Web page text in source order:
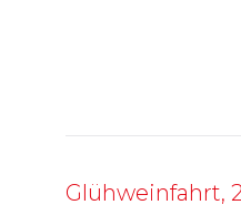
Glühweinfahrt,